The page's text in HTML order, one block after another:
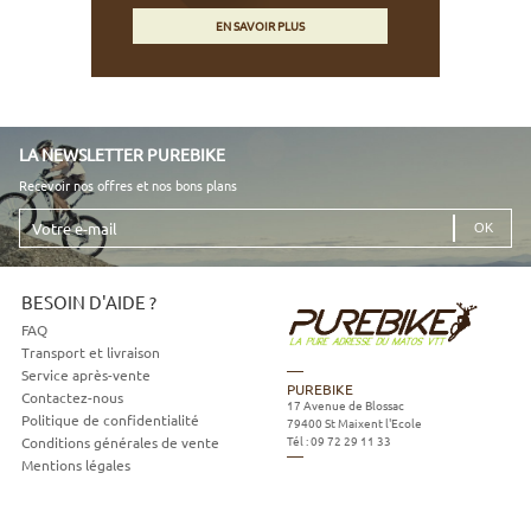
EN SAVOIR PLUS
LA NEWSLETTER PUREBIKE
Recevoir nos offres et nos bons plans
Votre
e-
mail
BESOIN D'AIDE ?
FAQ
Transport et livraison
Service après-vente
Contactez-nous
Politique de confidentialité
Conditions générales de vente
Mentions légales
PUREBIKE
17 Avenue de Blossac
79400 St Maixent l'Ecole
Tél :09 72 29 11 33